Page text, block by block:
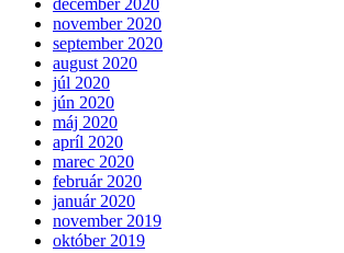
december 2020
november 2020
september 2020
august 2020
júl 2020
jún 2020
máj 2020
apríl 2020
marec 2020
február 2020
január 2020
november 2019
október 2019